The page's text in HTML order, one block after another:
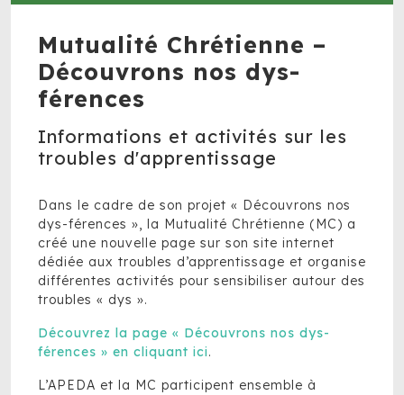
Mutualité Chrétienne –
Découvrons nos dys-
férences
Informations et activités sur les
troubles d'apprentissage
Dans le cadre de son projet « Découvrons nos
dys-férences », la Mutualité Chrétienne (MC) a
créé une nouvelle page sur son site internet
dédiée aux troubles d’apprentissage et organise
différentes activités pour sensibiliser autour des
troubles « dys ».
Découvrez la page « Découvrons nos dys-
férences » en cliquant ici.
L’APEDA et la MC participent ensemble à